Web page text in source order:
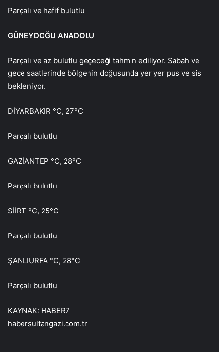
Parçalı ve hafif bulutlu
GÜNEYDOĞU ANADOLU
Parçalı ve az bulutlu geçeceği tahmin ediliyor. Sabah ve
gece saatlerinde bölgenin doğusunda yer yer pus ve sis
bekleniyor.
DİYARBAKIR °C, 27°C
Parçalı bulutlu
GAZİANTEP °C, 28°C
Parçalı bulutlu
SİİRT °C, 25°C
Parçalı bulutlu
ŞANLIURFA °C, 28°C
Parçalı bulutlu
KAYNAK: HABER7
habersultangazi.com.tr